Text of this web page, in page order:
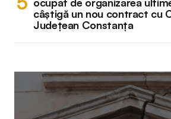
câștigă un nou contract cu
Județean Constanța